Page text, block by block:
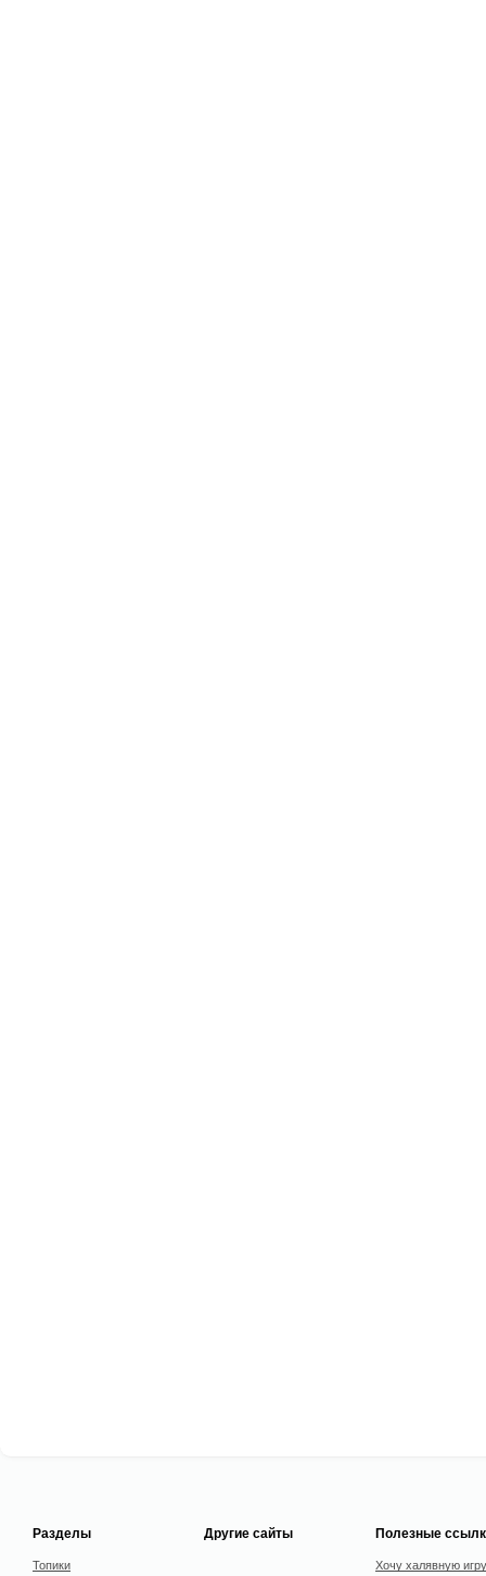
Разделы
Топики
Другие сайты Полезные
Хочу халявную игру